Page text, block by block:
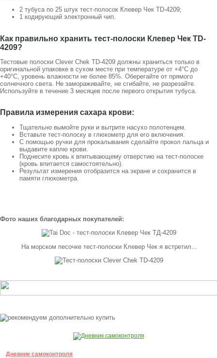
2 тубуса по 25 штук тест-полосок Клевер Чек TD-4209;
1 кодирующий электронный чип.
Как правильно хранить тест-полоски Клевер Чек TD-
4209?
Тестовые полоски Clever Chek TD-4209 должны храниться только в
оригинальной упаковке в сухом месте при температуре от +4°С до
+40°С, уровень влажности не более 85%. Оберегайте от прямого
солнечного света. Не замораживайте, не сгибайте, не разрезайте.
Используйте в течение 3 месяцев после первого открытия тубуса.
Правила измерения сахара крови:
Тщательно вымойте руки и вытрите насухо полотенцем.
Вставьте тест-полоску в глюкометр для его включения.
С помощью ручки для прокалывания сделайте прокол пальца и
выдавите каплю крови.
Поднесите кровь к впитывающему отверстию на тест-полоске
(кровь впитается самостоятельно).
Результат измерения отобразится на экране и сохранится в
памяти глюкометра.
Фото наших благодарных покупателей:
На морском песочке тест-полоски Клевер Чек я встретил...
Дневник самоконтроля